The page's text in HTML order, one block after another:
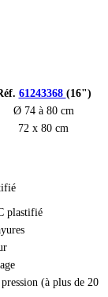
61243368 (16")
Ø 74 à 80 cm
72 x 80 cm
plastifié
(à plus de 20